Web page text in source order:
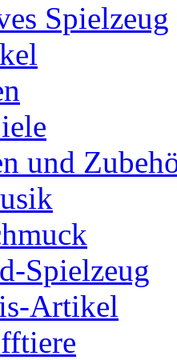
Spielzeug
und
Spielzeug
Artikel